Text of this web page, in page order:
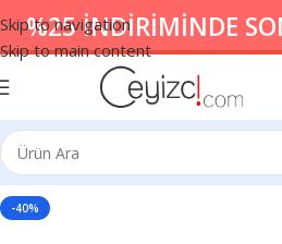
Skip to navigation
Skip to main content
%25 İNDİRİMİNDE
-40%